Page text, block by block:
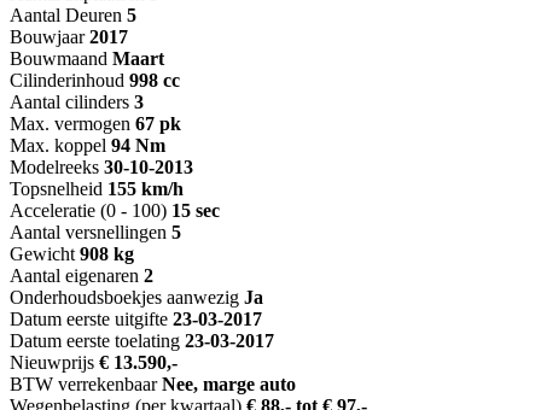
Aantal Deuren 5
Bouwjaar 2017
Bouwmaand Maart
Cilinderinhoud 998 cc
Aantal cilinders 3
Max. vermogen 67 pk
Max. koppel 94 Nm
Modelreeks 30-10-2013
Topsnelheid 155 km/h
Acceleratie (0 - 100) 15 sec
Aantal versnellingen 5
Gewicht 908 kg
Aantal eigenaren 2
Onderhoudsboekjes aanwezig Ja
Datum eerste uitgifte 23-03-2017
Datum eerste toelating 23-03-2017
Nieuwprijs € 13.590,-
BTW verrekenbaar Nee, marge auto
Wegenbelasting (per kwartaal) € 88,- tot € 97,-